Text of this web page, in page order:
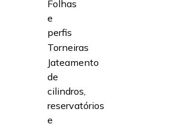
Folhas
e
perfis
Torneiras
Jateamento
de
cilindros,
reservatórios
e